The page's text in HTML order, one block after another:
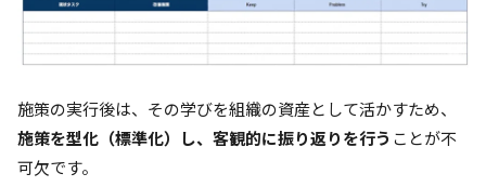
施策の実行後は、その学びを組織の資産として活かすため、
施策を型化（標準化）し、客観的に振り返りを行う ことが不
可欠です。